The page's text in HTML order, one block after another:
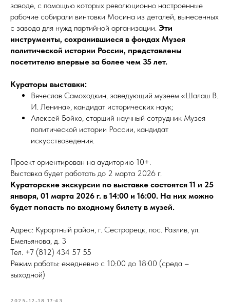
заводе, с помощью которых революционно настроенные
рабочие собирали винтовки Мосина из деталей, вынесенных
с завода для нужд партийной организации. Эти
инструменты, сохранившиеся в фондах Музея
политической истории России, представлены
посетителю впервые за более чем 35 лет.
Кураторы выставки:
Вячеслав Самоходкин, заведующий музеем «Шалаш В.
И. Ленина», кандидат исторических наук;
Алексей Бойко, старший научный сотрудник Музея
политической истории России, кандидат
искусствоведения.
Проект ориентирован на аудиторию 10+.
Выставка будет работать до 2 марта 2026 г.
Кураторские экскурсии по выставке состоятся 11 и 25
января, 01 марта 2026 г. в 14:00 и 16:00. На них можно
будет попасть по входному билету в музей.
Адрес: Курортный район, г. Сестрорецк, пос. Разлив, ул.
Емельянова, д. 3
Тел. +7 (812) 434 57 55
Режим работы: ежедневно с 10:00 до 18:00 (среда –
выходной)
2025-12-18 17:43